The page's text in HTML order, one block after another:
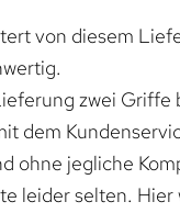
von diesem
zwei
dem
ohne jegliche
leider selten.